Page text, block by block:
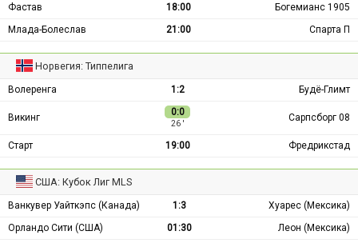
Фастав
18:00
Богемианс 1905
Млада-Болеслав
21:00 Спарта П
Норвегия: Типпелига
Волеренга 1:2 Будё-Глимт
Викинг 0:0
26 ′
Сарпсборг 08
Старт 19:00 Фредрикстад
США: Кубок Лиг MLS
Ванкувер Уайткэпс (Канада) 1:3
Хуарес (Мексика)
Орландо Сити (США)
01:30
Леон (Мексика)